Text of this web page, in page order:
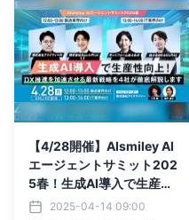
【4/28開催】AIsmiley AI
エージェントサミット202
5春！生成AI導入で生産性
向上！DX推進を加速させ
2025-04-14 09:00